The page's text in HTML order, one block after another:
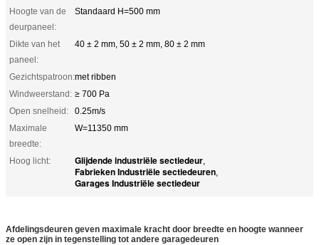
Hoogte van de
deurpaneel:
Standaard H=500 mm
Dikte van het
paneel:
40 ± 2 mm, 50 ± 2 mm, 80 ± 2 mm
Gezichtspatroon:met ribben
Windweerstand: ≥ 700 Pa
Open snelheid:
0.25m/s
Maximale
breedte:
W=11350 mm
Hoog licht: Glijdende industriële sectiedeur,
Fabrieken Industriële sectiedeuren,
Garages Industriële sectiedeur
Afdelingsdeuren geven maximale kracht door breedte en hoogte wanneer
ze open zijn in tegenstelling tot andere garagedeuren